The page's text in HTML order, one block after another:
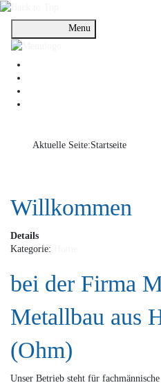
Menu
Aktuelle Seite:Startseite
Willkommen
Details
Kategorie:
bei der Firma
Metallbau aus
(Ohm)
Unser Betrieb steht für